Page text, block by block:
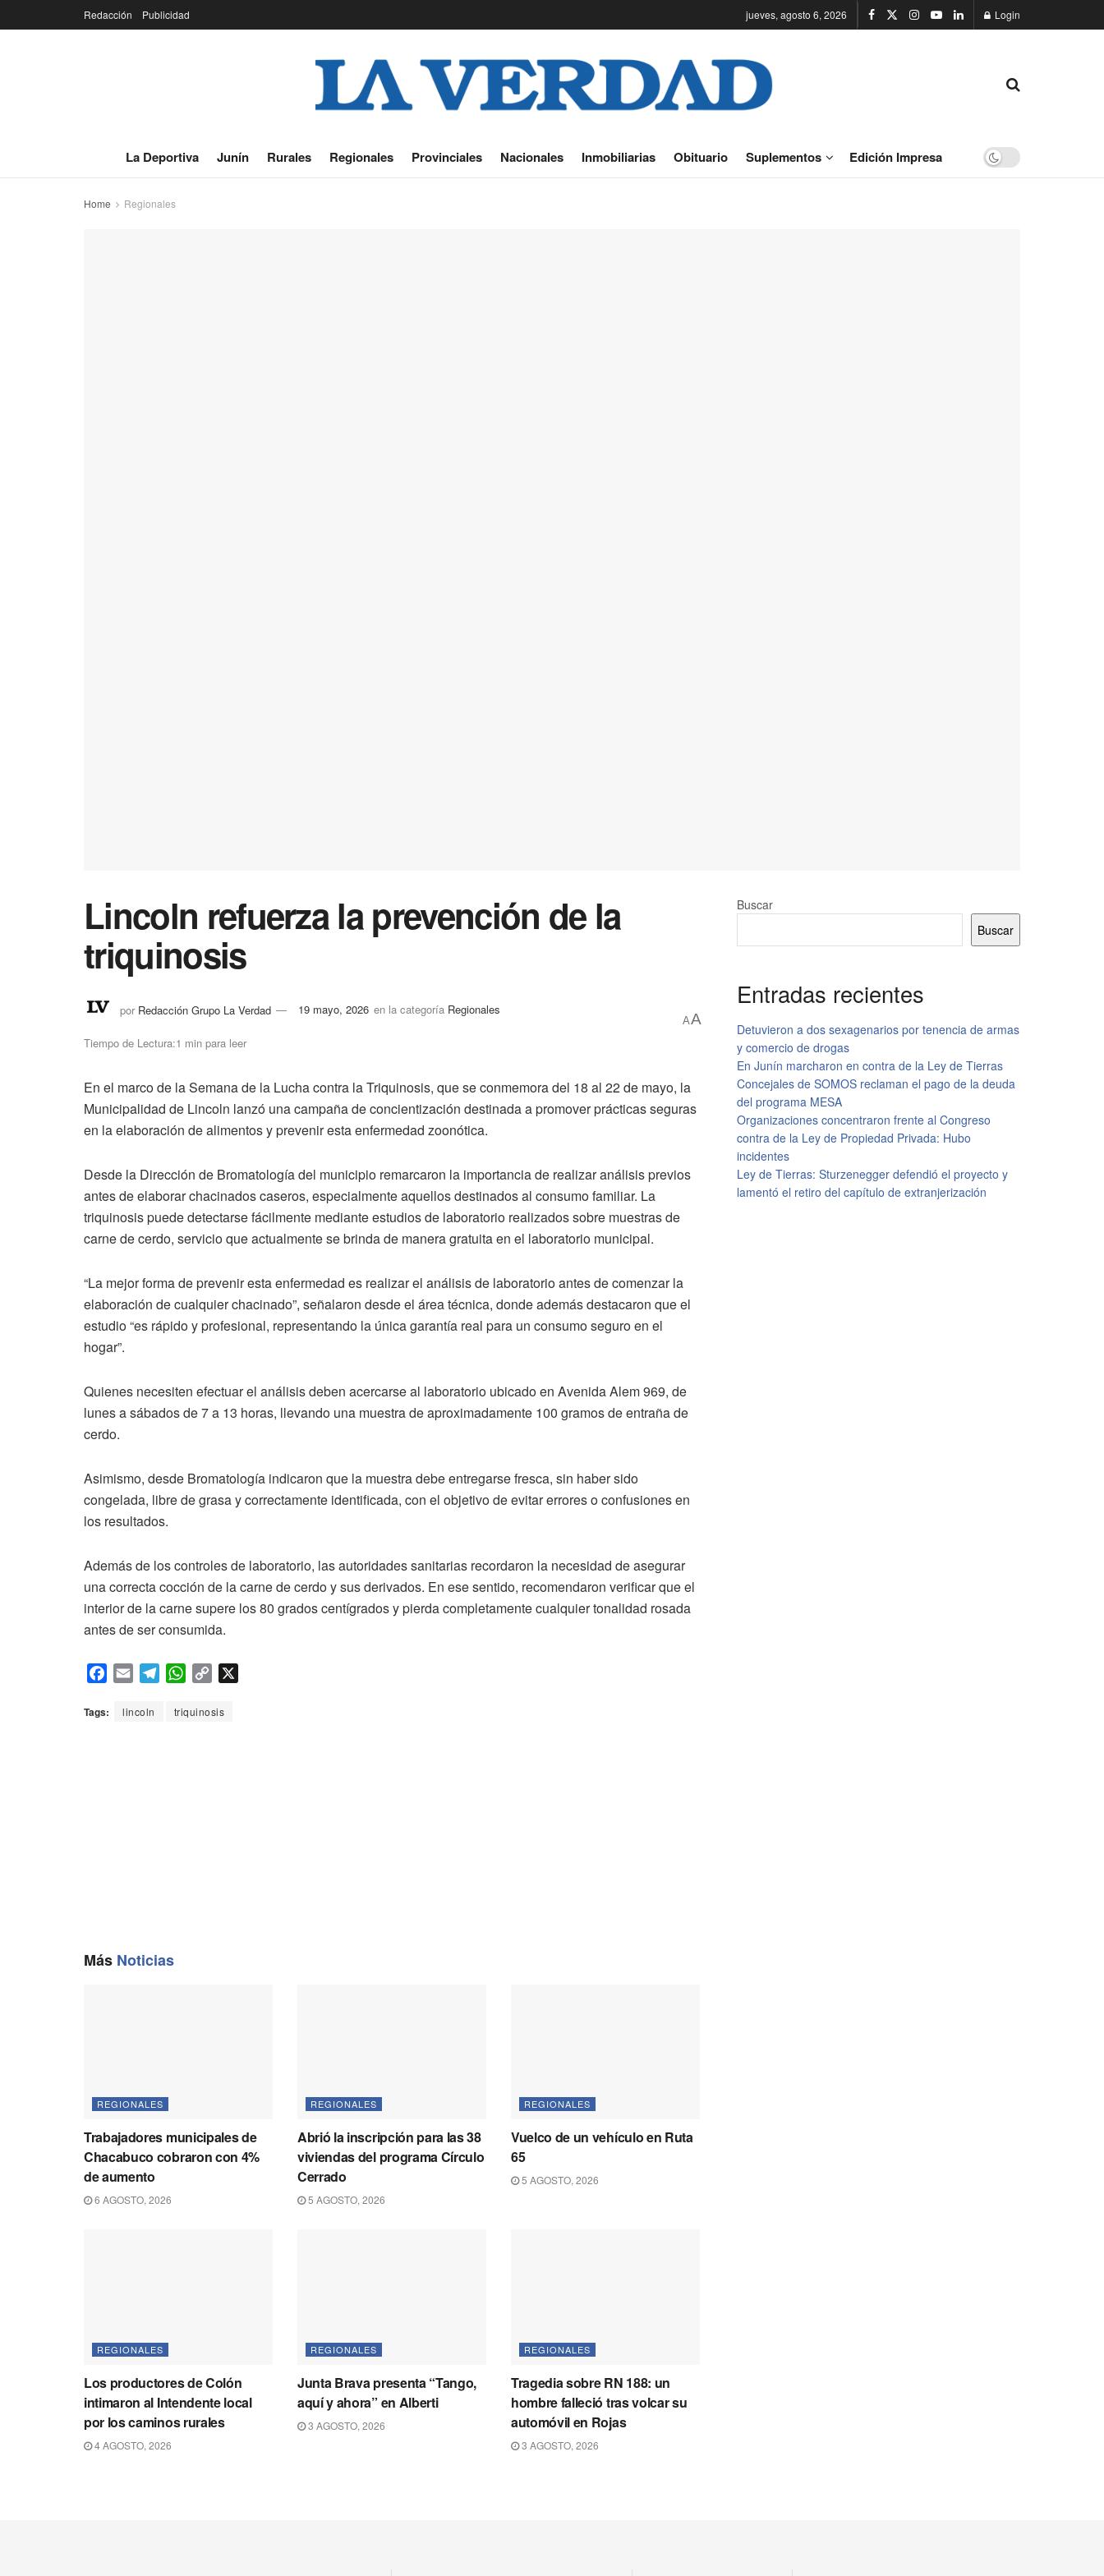
Redacción Publicidad jueves, agosto 6, 2026 Login
La Deportiva Junín Rurales Regionales Provinciales Nacionales Inmobiliarias Obituario Suplementos Edición Impresa
Home Regionales
Lincoln refuerza la prevención de la
triquinosis
por Redacción Grupo La Verdad 19 mayo, 2026 en la categoría Regionales
Tiempo de Lectura:1 min para leer
AA
En el marco de la Semana de la Lucha contra la Triquinosis, que se conmemora del 18 al 22 de mayo, la
Municipalidad de Lincoln lanzó una campaña de concientización destinada a promover prácticas seguras
en la elaboración de alimentos y prevenir esta enfermedad zoonótica.
Desde la Dirección de Bromatología del municipio remarcaron la importancia de realizar análisis previos
antes de elaborar chacinados caseros, especialmente aquellos destinados al consumo familiar. La
triquinosis puede detectarse fácilmente mediante estudios de laboratorio realizados sobre muestras de
carne de cerdo, servicio que actualmente se brinda de manera gratuita en el laboratorio municipal.
“La mejor forma de prevenir esta enfermedad es realizar el análisis de laboratorio antes de comenzar la
elaboración de cualquier chacinado”, señalaron desde el área técnica, donde además destacaron que el
estudio “es rápido y profesional, representando la única garantía real para un consumo seguro en el
hogar”.
Quienes necesiten efectuar el análisis deben acercarse al laboratorio ubicado en Avenida Alem 969, de
lunes a sábados de 7 a 13 horas, llevando una muestra de aproximadamente 100 gramos de entraña de
cerdo.
Asimismo, desde Bromatología indicaron que la muestra debe entregarse fresca, sin haber sido
congelada, libre de grasa y correctamente identificada, con el objetivo de evitar errores o confusiones en
los resultados.
Además de los controles de laboratorio, las autoridades sanitarias recordaron la necesidad de asegurar
una correcta cocción de la carne de cerdo y sus derivados. En ese sentido, recomendaron verificar que el
interior de la carne supere los 80 grados centígrados y pierda completamente cualquier tonalidad rosada
antes de ser consumida.
c
a
W
a
p
Tags: lincoln triquinosis
Más Noticias
REGIONALES
Trabajadores municipales de
Chacabuco cobraron con 4%
de aumento
6 AGOSTO, 2026
REGIONALES
Abrió la inscripción para las 38
viviendas del programa Círculo
Cerrado
5 AGOSTO, 2026
REGIONALES
Vuelco de un vehículo en Ruta
65
5 AGOSTO, 2026
REGIONALES
Los productores de Colón
intimaron al Intendente local
por los caminos rurales
4 AGOSTO, 2026
REGIONALES
Junta Brava presenta “Tango,
aquí y ahora” en Alberti
3 AGOSTO, 2026
REGIONALES
Tragedia sobre RN 188: un
hombre falleció tras volcar su
automóvil en Rojas
3 AGOSTO, 2026
Buscar
Buscar
Entradas recientes
Detuvieron a dos sexagenarios por tenencia de armas
y comercio de drogas
En Junín marcharon en contra de la Ley de Tierras
Concejales de SOMOS reclaman el pago de la deuda
del programa MESA
Organizaciones concentraron frente al Congreso
contra de la Ley de Propiedad Privada: Hubo
incidentes
Ley de Tierras: Sturzenegger defendió el proyecto y
lamentó el retiro del capítulo de extranjerización